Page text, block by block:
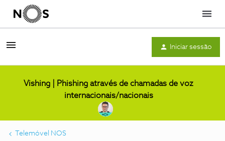
Menu
Iniciar sessão
Vishing | Phishing através de chamadas de voz
internacionais/nacionais
Telemóvel NOS